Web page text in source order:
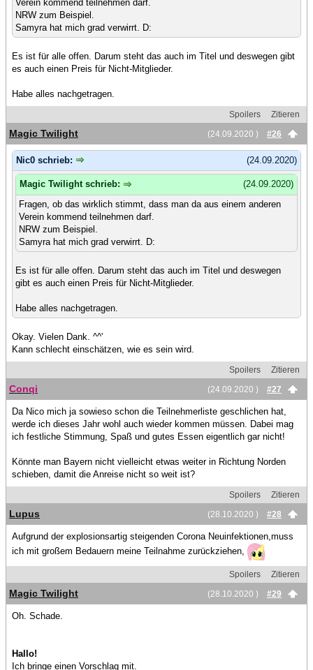
Verein kommend teilnehmen darf.
NRW zum Beispiel.
Samyra hat mich grad verwirrt. D:
Es ist für alle offen. Darum steht das auch im Titel und deswegen gibt
es auch einen Preis für Nicht-Mitglieder.
Habe alles nachgetragen.
Spoilers
Zitieren
(24.09.2020 )
#26
Magic Twilight
(24.09.2020)
Nic0 schrieb:
(24.09.2020)
Magic Twilight schrieb:
Fragen, ob das wirklich stimmt, dass man da aus einem anderen
Verein kommend teilnehmen darf.
NRW zum Beispiel.
Samyra hat mich grad verwirrt. D:
Es ist für alle offen. Darum steht das auch im Titel und deswegen
gibt es auch einen Preis für Nicht-Mitglieder.
Habe alles nachgetragen.
Okay. Vielen Dank. ^^'
Kann schlecht einschätzen, wie es sein wird.
Spoilers
Zitieren
(24.09.2020 )
#27
Conqi
Da Nico mich ja sowieso schon die Teilnehmerliste geschlichen hat,
werde ich dieses Jahr wohl auch wieder kommen müssen. Dabei mag
ich festliche Stimmung, Spaß und gutes Essen eigentlich gar nicht!
Könnte man Bayern nicht vielleicht etwas weiter in Richtung Norden
schieben, damit die Anreise nicht so weit ist?
Spoilers
Zitieren
(28.10.2020 )
#28
Lupus
Aufgrund der explosionsartig steigenden Corona Neuinfektionen,muss
ich mit großem Bedauern meine Teilnahme zurückziehen,
Spoilers
Zitieren
(28.10.2020 )
#29
Magic Twilight
Oh. Schade.
Hallo!
Ich bringe einen Vorschlag mit.